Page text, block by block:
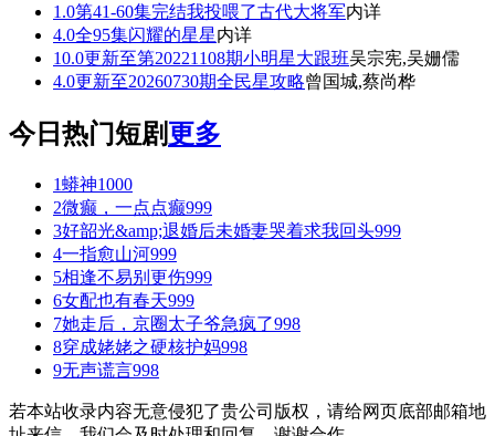
1.0第41-60集完结我投喂了古代大将军内详
4.0全95集闪耀的星星内详
10.0更新至第20221108期小明星大跟班吴宗宪,吴姗儒
4.0更新至20260730期全民星攻略曾国城,蔡尚桦
今日热门短剧更多
1蟒神1000
2微癫，一点点癫999
3好韶光&amp;退婚后未婚妻哭着求我回头999
4一指愈山河999
5相逢不易别更伤999
6女配也有春天999
7她走后，京圈太子爷急疯了998
8穿成姥姥之硬核护妈998
9无声谎言998
若本站收录内容无意侵犯了贵公司版权，请给网页底部邮箱地